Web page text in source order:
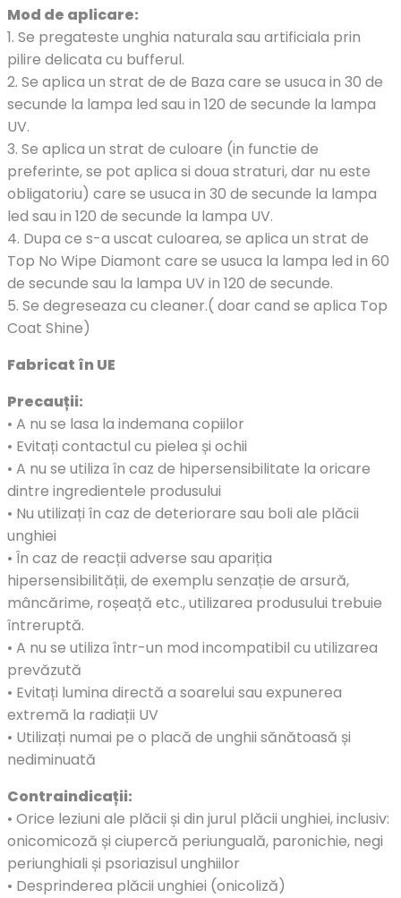
Mod de aplicare:
1. Se pregateste unghia naturala sau artificiala prin
pilire delicata cu bufferul.
2. Se aplica un strat de de Baza care se usuca in 30 de
secunde la lampa led sau in 120 de secunde la lampa
UV.
3. Se aplica un strat de culoare (in functie de
preferinte, se pot aplica si doua straturi, dar nu este
obligatoriu) care se usuca in 30 de secunde la lampa
led sau in 120 de secunde la lampa UV.
4. Dupa ce s-a uscat culoarea, se aplica un strat de
Top No Wipe Diamont care se usuca la lampa led in 60
de secunde sau la lampa UV in 120 de secunde.
5. Se degreseaza cu cleaner.( doar cand se aplica Top
Coat Shine)
Fabricat în UE
Precauții:
• A nu se lasa la indemana copiilor
• Evitați contactul cu pielea și ochii
• A nu se utiliza în caz de hipersensibilitate la oricare
dintre ingredientele produsului
• Nu utilizați în caz de deteriorare sau boli ale plăcii
unghiei
• În caz de reacții adverse sau apariția
hipersensibilității, de exemplu senzație de arsură,
mâncărime, roșeață etc., utilizarea produsului trebuie
întreruptă.
• A nu se utiliza într-un mod incompatibil cu utilizarea
prevăzută
• Evitați lumina directă a soarelui sau expunerea
extremă la radiații UV
• Utilizați numai pe o placă de unghii sănătoasă și
nediminuată
Contraindicații:
• Orice leziuni ale plăcii și din jurul plăcii unghiei, inclusiv:
onicomicoză și ciupercă periunguală, paronichie, negi
periunghiali și psoriazisul unghiilor
• Desprinderea plăcii unghiei (onicoliză)